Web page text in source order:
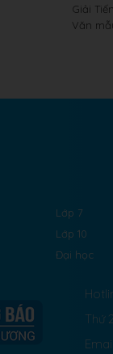
Giải
Văn
Lớp 7
Lớp 10
Đại học
Thứ